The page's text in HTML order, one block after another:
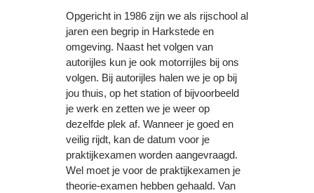
Opgericht in 1986 zijn we als rijschool al
jaren een begrip in Harkstede en
omgeving. Naast het volgen van
autorijles kun je ook motorrijles bij ons
volgen. Bij autorijles halen we je op bij
jou thuis, op het station of bijvoorbeeld
je werk en zetten we je weer op
dezelfde plek af. Wanneer je goed en
veilig rijdt, kan de datum voor je
praktijkexamen worden aangevraagd.
Wel moet je voor de praktijkexamen je
theorie-examen hebben gehaald. Van